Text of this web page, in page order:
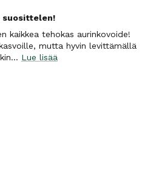
suosittelen!
kaikkea tehokas aurinkovoide!
mutta hyvin levittämällä
Lue lisää